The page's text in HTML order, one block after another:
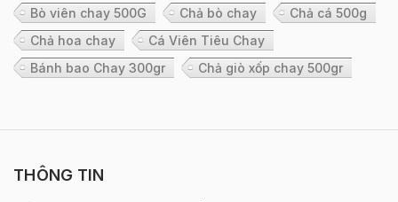
Bò viên chay 500G
Chả bò chay
Chả cá 500g
Chả hoa chay
Cá Viên Tiêu Chay
Bánh bao Chay 300gr
Chả giò xốp chay 500gr
THÔNG TIN